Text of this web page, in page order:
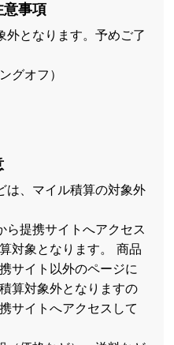
意事項
外となります。予めご了
グオフ）
は、マイル積算の対象外
ら提携サイトへアクセス
対象となります。 商品
サイト以外のページに
算対象外となりますの
サイトへアクセスして